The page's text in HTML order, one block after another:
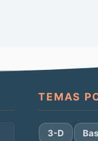
TEMAS
3-D